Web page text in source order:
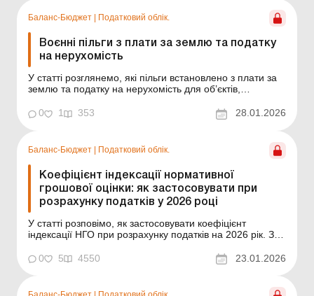
Баланс-Бюджет Податковий облік.
Воєнні пільги з плати за землю та податку
на нерухомість
У статті розглянемо, які пільги встановлено з плати за
землю та податку на нерухомість для об’єктів,
на тимчасово окупованих територіях. Майнові податки:
0 1 353 28.01.2026
Баланс-Бюджет | Податковий облік.
Коефіцієнт індексації нормативної
грошової оцінки: як застосовувати при
розрахунку податків у 2026 році
У статті розповімо, як застосовувати коефіцієнт
індексації НГО при розрахунку податків на 2026 рік. За
нормативної грошової оцінки (далі – НГО) земель за
2025 рік становить 1,08. Тобто вартість землі для
0 5 4550 23.01.2026